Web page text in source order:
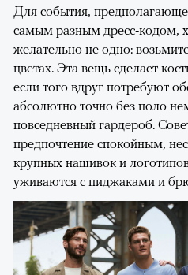
Для события,
самым разным дресс-кодом,
желательно не одно:
цветах. Эта вещь сделает
если того вдруг потребуют
абсолютно точно без поло
повседневный гардероб.
предпочтение спокойным,
крупных нашивок и
уживаются с пиджаками и